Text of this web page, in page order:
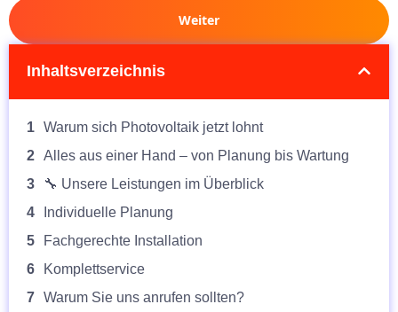
Weiter
Inhaltsverzeichnis
1 Warum sich Photovoltaik jetzt lohnt
2 Alles aus einer Hand – von Planung bis Wartung
3
🔧 Unsere Leistungen im Überblick
4
Individuelle Planung
5
Fachgerechte Installation
6
Komplettservice
7 Warum Sie uns anrufen sollten?